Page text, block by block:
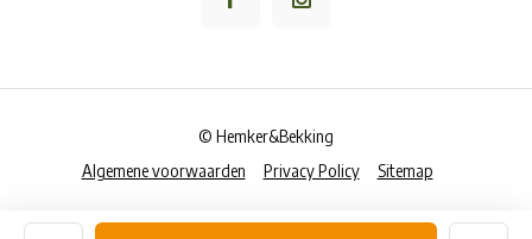
Algemene voorwaarden Privacy Policy Sitemap
© Hemker&Bekking